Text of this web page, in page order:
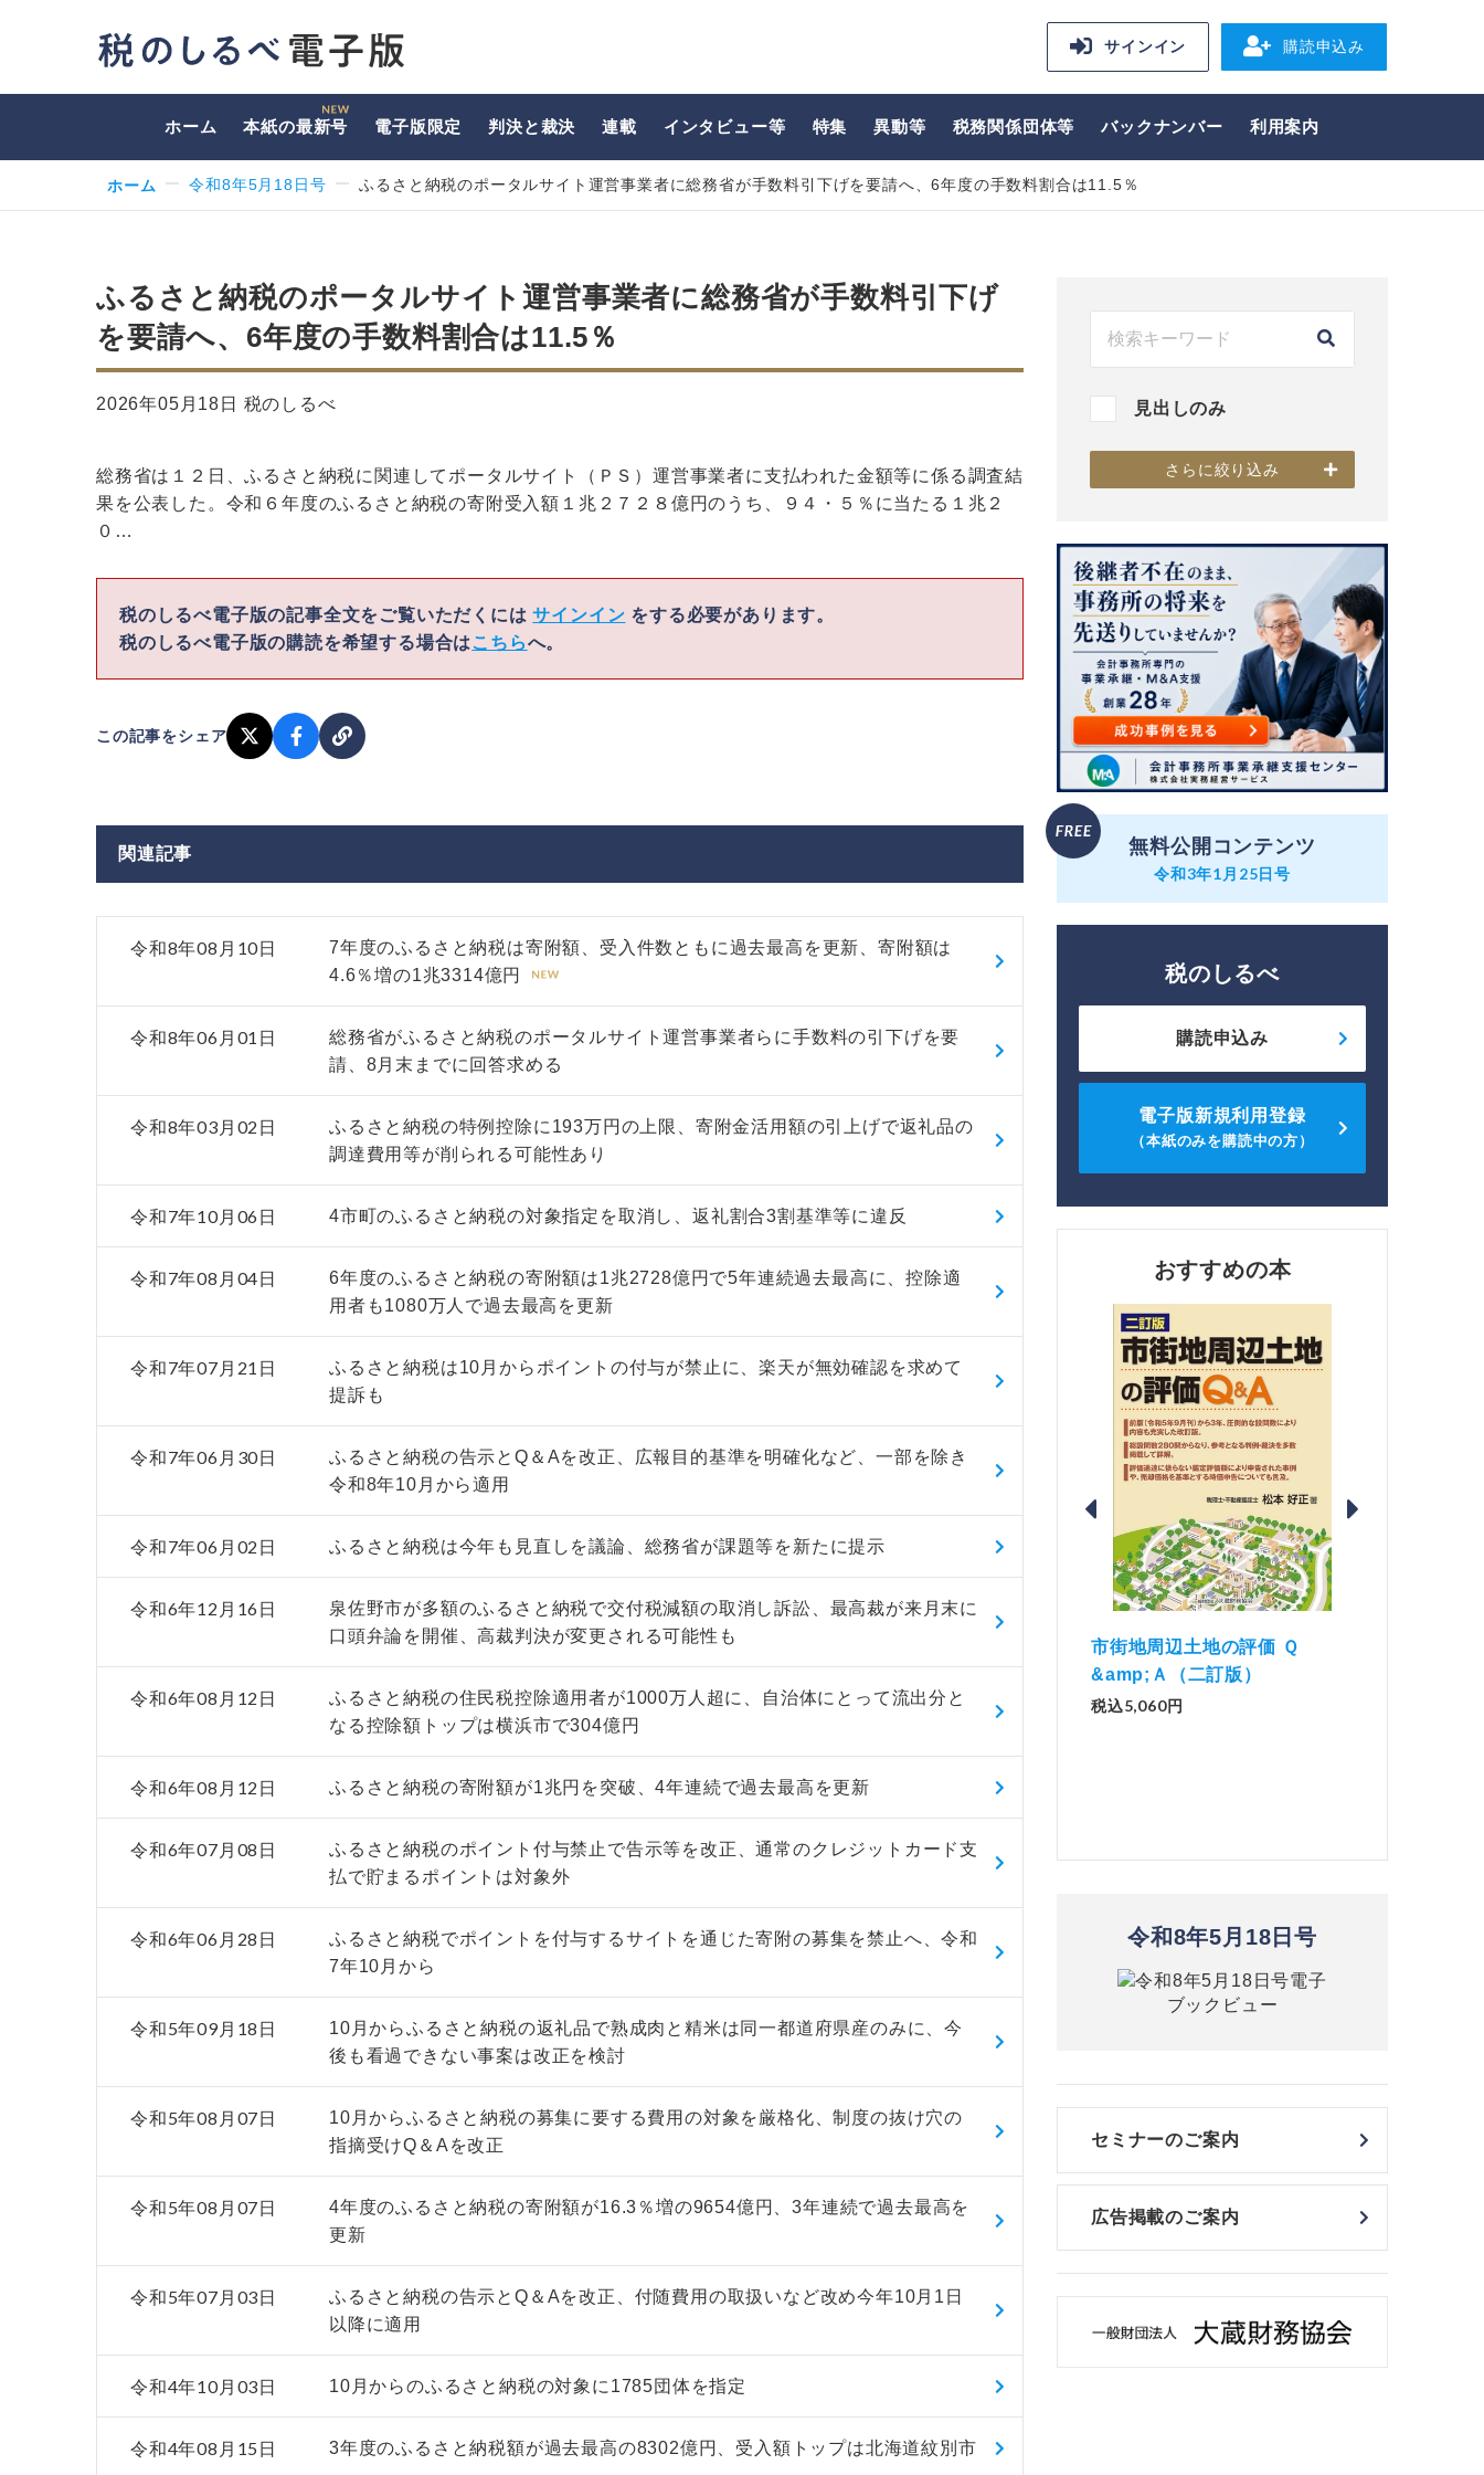
サインイン 購読申込み
ホーム 本紙の最新号 電子版限定 判決と裁決 連載 インタビュー等 特集 異動等 税務関係団体等 バックナンバー 利用案内
ホーム 令和8年5月18日号 ふるさと納税のポータルサイト運営事業者に総務省が手数料引下げを要請へ、6年度の手数料割合は11.5％
ふるさと納税のポータルサイト運営事業者に総務省が手数料引下げ
を要請へ、6年度の手数料割合は11.5％
2026年05月18日 税のしるべ
総務省は１２日、ふるさと納税に関連してポータルサイト（ＰＳ）運営事業者に支払われた金額等に係る調査結
果を公表した。令和６年度のふるさと納税の寄附受入額１兆２７２８億円のうち、９４・５％に当たる１兆２
０…
税のしるべ電子版の記事全文をご覧いただくにはサインイン をする必要があります。
税のしるべ電子版の購読を希望する場合は こちらへ。
この記事をシェア
関連記事
令和8年08月10日
7年度のふるさと納税は寄附額、受入件数ともに過去最高を更新、寄附額は
4.6％増の1兆3314億円
令和8年06月01日
総務省がふるさと納税のポータルサイト運営事業者らに手数料の引下げを要
請、8月末までに回答求める
令和8年03月02日
ふるさと納税の特例控除に193万円の上限、寄附金活用額の引上げで返礼品の
調達費用等が削られる可能性あり
令和7年10月06日 4市町のふるさと納税の対象指定を取消し、返礼割合3割基準等に違反
令和7年08月04日
6年度のふるさと納税の寄附額は1兆2728億円で5年連続過去最高に、控除適
用者も1080万人で過去最高を更新
令和7年07月21日
ふるさと納税は10月からポイントの付与が禁止に、楽天が無効確認を求めて
提訴も
令和7年06月30日
ふるさと納税の告示とQ＆Aを改正、広報目的基準を明確化など、一部を除き
令和8年10月から適用
令和7年06月02日 ふるさと納税は今年も見直しを議論、総務省が課題等を新たに提示
令和6年12月16日
泉佐野市が多額のふるさと納税で交付税減額の取消し訴訟、最高裁が来月末に
口頭弁論を開催、高裁判決が変更される可能性も
令和6年08月12日
ふるさと納税の住民税控除適用者が1000万人超に、自治体にとって流出分と
なる控除額トップは横浜市で304億円
令和6年08月12日 ふるさと納税の寄附額が1兆円を突破、4年連続で過去最高を更新
令和6年07月08日
ふるさと納税のポイント付与禁止で告示等を改正、通常のクレジットカード支
払で貯まるポイントは対象外
令和6年06月28日
ふるさと納税でポイントを付与するサイトを通じた寄附の募集を禁止へ、令和
7年10月から
令和5年09月18日
10月からふるさと納税の返礼品で熟成肉と精米は同一都道府県産のみに、今
後も看過できない事案は改正を検討
令和5年08月07日
10月からふるさと納税の募集に要する費用の対象を厳格化、制度の抜け穴の
指摘受けQ＆Aを改正
令和5年08月07日
4年度のふるさと納税の寄附額が16.3％増の9654億円、3年連続で過去最高を
更新
令和5年07月03日
ふるさと納税の告示とQ＆Aを改正、付随費用の取扱いなど改め今年10月1日
以降に適用
令和4年10月03日 10月からのふるさと納税の対象に1785団体を指定
令和4年08月15日 3年度のふるさと納税額が過去最高の8302億円、受入額トップは北海道紋別市
見出しのみ
さらに絞り込み
無料公開コンテンツ
令和3年1月25日号
税のしるべ
購読申込み
電子版新規利用登録
（本紙のみを購読中の方）
おすすめの本
非上場株式の評価の仕方と記載
税込4,950円
税込5,060円
解説とQ&amp;Aでわかる 電子
帳簿等保存制度の実務（改訂
版）
令和8年5月18日号
セミナーのご案内
広告掲載のご案内